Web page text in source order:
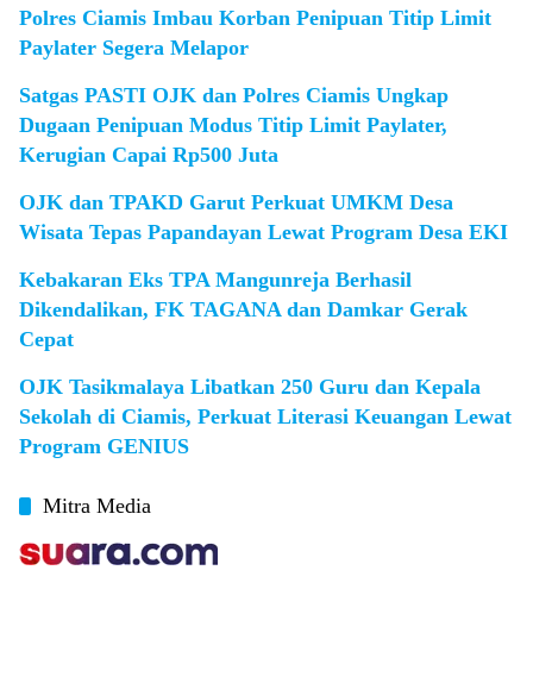
Polres Ciamis Imbau Korban Penipuan Titip Limit
Paylater Segera Melapor
Satgas PASTI OJK dan Polres Ciamis Ungkap
Dugaan Penipuan Modus Titip Limit Paylater,
Kerugian Capai Rp500 Juta
OJK dan TPAKD Garut Perkuat UMKM Desa
Wisata Tepas Papandayan Lewat Program Desa EKI
Kebakaran Eks TPA Mangunreja Berhasil
Dikendalikan, FK TAGANA dan Damkar Gerak
Cepat
OJK Tasikmalaya Libatkan 250 Guru dan Kepala
Sekolah di Ciamis, Perkuat Literasi Keuangan Lewat
Program GENIUS
Mitra Media